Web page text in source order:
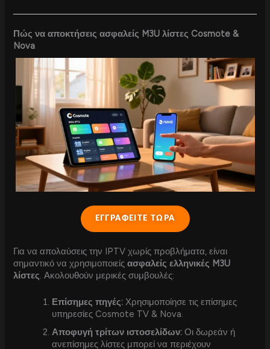
Πώς να αποκτήσεις ασφαλείς M3U λίστες Cosmote &
Nova
ΕΓΓΡΑΦΕΙΤΕ ΤΩΡΑ
Για να απολαύσεις την IPTV χωρίς προβλήματα, είναι
σημαντικό να χρησιμοποιείςασφαλείς ελληνικές M3U
λίστες. Ακολουθούν μερικές συμβουλές:
Επίσημες πηγές: Χρησιμοποίησε τις επίσημες
υπηρεσίες Cosmote TV & Nova.
Αποφυγή τρίτων ιστοσελίδων: Οι δωρεάν ή
ανεπίσημες λίστες μπορεί να περιέχουν